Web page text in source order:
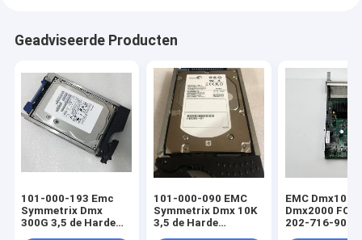
Geadviseerde Producten
101-000-193 Emc
Symmetrix Dmx
300G 3,5 de Harde
101-000-090 EMC
Symmetrix Dmx 10K
3,5 de Harde
EMC Dmx1000
Dmx2000 FC
202-716-900C